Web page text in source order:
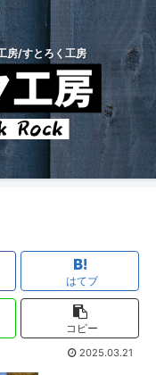
房/すとろく工房
はてブ
コピー
2025.03.21